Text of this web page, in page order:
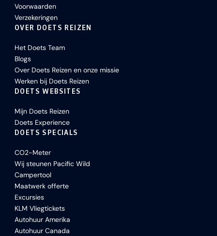
Voorwaarden
Verzekeringen
OVER DOETS REIZEN
Het Doets Team
Blogs
Over Doets Reizen en onze missie
Werken bij Doets Reizen
DOETS WEBSITES
Mijn Doets Reizen
Doets Experience
DOETS SPECIALS
CO2-Meter
Wij steunen Pacific Wild
Campertool
Maatwerk offerte
Excursies
KLM Vliegtickets
Autohuur Amerika
Autohuur Canada